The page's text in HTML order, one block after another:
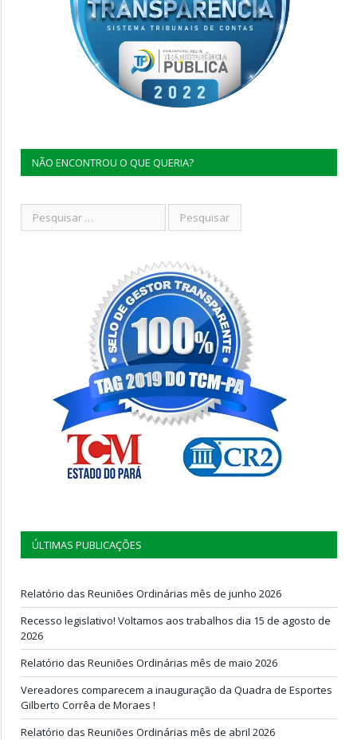
NÃO ENCONTROU O QUE QUERIA?
ÚLTIMAS PUBLICAÇÕES
Relatório das Reuniões Ordinárias mês de junho 2026
Recesso legislativo! Voltamos aos trabalhos dia 15 de agosto de
2026
Relatório das Reuniões Ordinárias mês de maio 2026
Vereadores comparecem a inauguração da Quadra de Esportes
Gilberto Corrêa de Moraes !
Relatório das Reuniões Ordinárias mês de abril 2026